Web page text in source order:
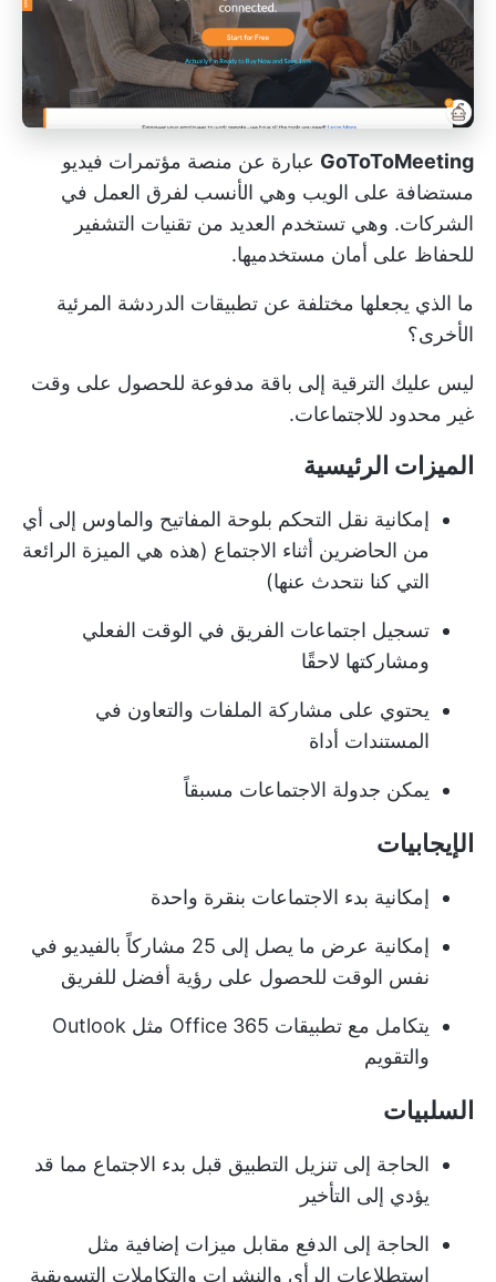
GoToToMeeting عبارة عن منصة مؤتمرات فيديو
مستضافة على الويب وهي الأنسب لفرق العمل في
الشركات. وهي تستخدم العديد من تقنيات التشفير
للحفاظ على أمان مستخدميها.
ما الذي يجعلها مختلفة عن تطبيقات الدردشة المرئية
الأخرى؟
ليس عليك الترقية إلى باقة مدفوعة للحصول على وقت
غير محدود للاجتماعات.
الميزات الرئيسية
إمكانية نقل التحكم بلوحة المفاتيح والماوس إلى أي
من الحاضرين أثناء الاجتماع (هذه هي الميزة الرائعة
التي كنا نتحدث عنها)
تسجيل اجتماعات الفريق في الوقت الفعلي
ومشاركتها لاحقًا
يحتوي على مشاركة الملفات والتعاون في
المستندات أداة
يمكن جدولة الاجتماعات مسبقاً
الإيجابيات
إمكانية بدء الاجتماعات بنقرة واحدة
إمكانية عرض ما يصل إلى 25 مشاركاً بالفيديو في
نفس الوقت للحصول على رؤية أفضل للفريق
يتكامل مع تطبيقات Office 365 مثل Outlook
والتقويم
السلبيات
الحاجة إلى تنزيل التطبيق قبل بدء الاجتماع مما قد
يؤدي إلى التأخير
الحاجة إلى الدفع مقابل ميزات إضافية مثل
استطلاعات الرأي والنشرات والتكاملات التسويقية